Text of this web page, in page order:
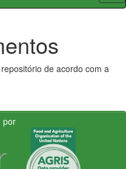
de acordo com a
por